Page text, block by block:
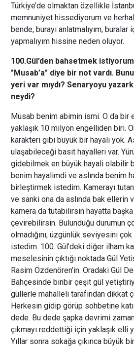
Türkiye’de olmaktan özellikle
memnuniyet hissediyorum ve
bende, burayı anlatmalıyım, buralar
yapmalıyım hissine neden oluyor.
100.Gül’den bahsetmek
"Musab’a" diye bir not vardı.
yeri var mıydı? Senaryoyu
neydi?
Musab benim abimin ismi. O da bir
yaklaşık 10 milyon engelliden biri.
karakteri gibi büyük bir hayali yok.
ulaşabileceği basit hayalleri var.
gidebilmek en büyük hayali olabilir
benim hayalimdi ve aslında benim
birleştirmek istedim. Kamerayı
ve sanki ona da aslında bak ellerin
kamera da tutabilirsin hayatta
çevirebilirsin. Bulunduğu durumun
olmadığını, üzgünlük seviyesini
istedim. 100. Gül’deki diğer ilham
meselesinin çıktığı noktada Gül
Rasim Özdenören’in. Oradaki Gül
Bahçesinde binbir çeşit gül
güllerle mahalleli tarafından dikkat
Herkesin gidip görüp sohbetine
dede. Bu dede şapka devrimi
çıkmayı reddettiği için yaklaşık elli
Yıllar sonra sokağa çıkınca büyük